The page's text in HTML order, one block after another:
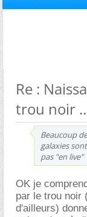
Re :
trou noir
Beaucoup
galaxies
pas "en live"
OK je
par le trou noir
d'ailleurs)